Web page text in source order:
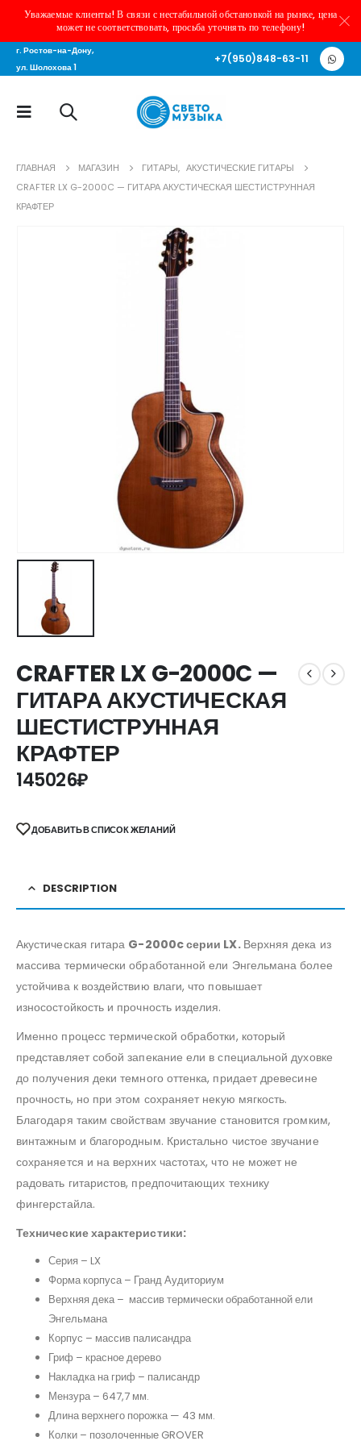
Уважаемые клиенты! В связи с нестабильной обстановкой на рынке, цена
может не соответствовать, просьба уточнять по телефону!
г. Ростов-на-Дону,
ул. Шолохова 1
+7(950)848-63-11
ГЛАВНАЯ МАГАЗИН ГИТАРЫ, АКУСТИЧЕСКИЕ ГИТАРЫ
CRAFTER LX G-2000C — ГИТАРА АКУСТИЧЕСКАЯ ШЕСТИСТРУННАЯ
КРАФТЕР
CRAFTER LX G-2000C —
ГИТАРА АКУСТИЧЕСКАЯ
ШЕСТИСТРУННАЯ
КРАФТЕР
145026₽
ДОБАВИТЬ В СПИСОК ЖЕЛАНИЙ
DESCRIPTION
Акустическая гитара G-2000c серии LX. Верхняя дека из
массива термически обработанной ели Энгельмана более
устойчива к воздействию влаги, что повышает
износостойкость и прочность изделия.
Именно процесс термической обработки, который
представляет собой запекание ели в специальной духовке
до получения деки темного оттенка, придает древесине
прочность, но при этом сохраняет некую мягкость.
Благодаря таким свойствам звучание становится громким,
винтажным и благородным. Кристально чистое звучание
сохраняется и на верхних частотах, что не может не
радовать гитаристов, предпочитающих технику
фингерстайла.
Технические характеристики:
Серия – LX
Форма корпуса – Гранд Аудиториум
Верхняя дека – массив термически обработанной ели
Энгельмана
Корпус – массив палисандра
Гриф – красное дерево
Накладка на гриф – палисандр
Мензура – 647,7 мм.
Длина верхнего порожка — 43 мм.
Колки – позолоченные GROVER